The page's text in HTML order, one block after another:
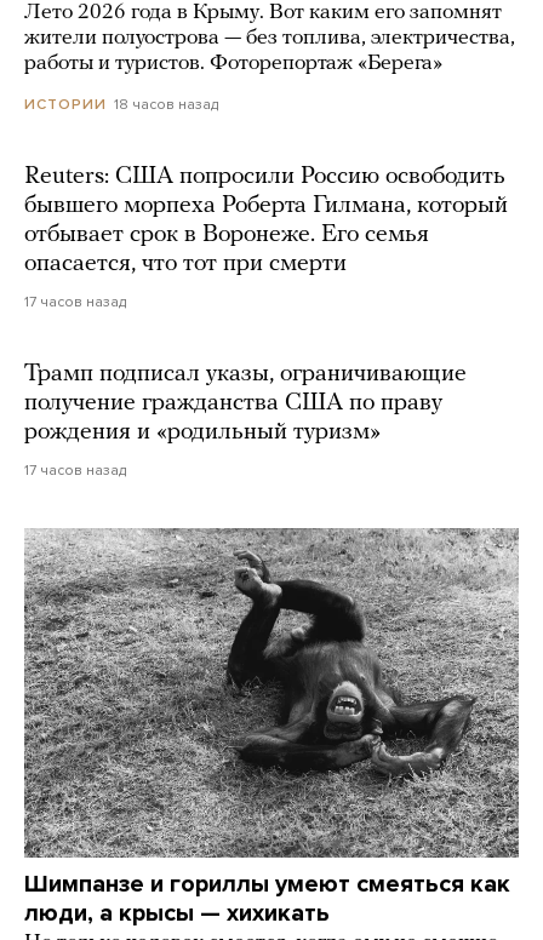
Лето 2026 года в Крыму. Вот каким его запомнят
жители полуострова — без топлива, электричества,
работы и туристов. Фоторепортаж «Берега»
ИСТОРИИ 18 часов назад
Reuters: США попросили Россию освободить
бывшего морпеха Роберта Гилмана, который
отбывает срок в Воронеже. Его семья
опасается, что тот при смерти
17 часов назад
Трамп подписал указы, ограничивающие
получение гражданства США по праву
рождения и «родильный туризм»
17 часов назад
Шимпанзе и гориллы умеют смеяться как
люди, а крысы — хихикать